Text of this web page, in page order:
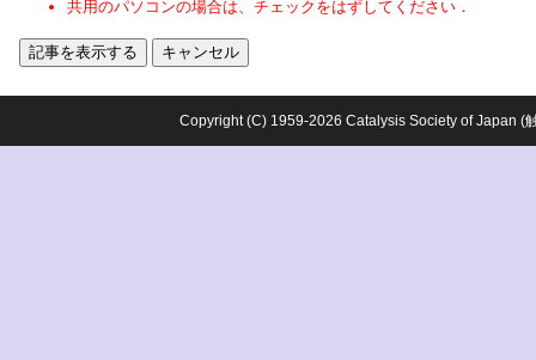
共用のパソコンの場合は、チェックをはずしてください．
Copyright (C) 1959-2026 Catalysis Society of Japan (